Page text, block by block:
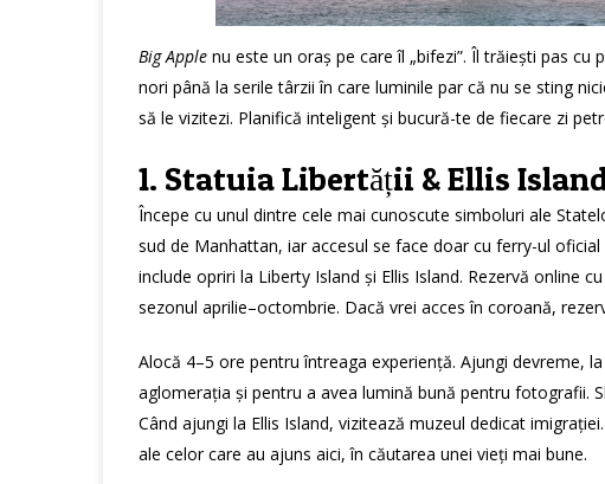
Big Apple nu este un oraș pe care îl „bifezi”. Îl trăiești pas
nori până la serile târzii în care luminile par că nu se sting
să le vizitezi. Planifică inteligent și bucură-te de fiecare zi
1. Statuia Libertății & Ellis
Începe cu unul dintre cele mai cunoscute simboluri ale
sud de Manhattan, iar accesul se face doar cu ferry-ul
include opriri la Liberty Island și Ellis Island. Rezervă online
sezonul aprilie–octombrie. Dacă vrei acces în coroană,
Alocă 4–5 ore pentru întreaga experiență. Ajungi devreme,
aglomerația și pentru a avea lumină bună pentru fotografii.
Când ajungi la Ellis Island, vizitează muzeul dedicat
ale celor care au ajuns aici, în căutarea unei vieți mai bune.